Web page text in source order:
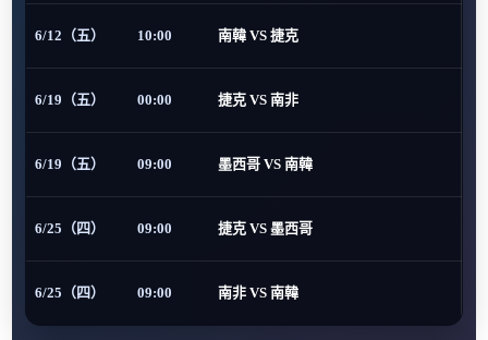
6/12（五） 10:00 南韓 VS 捷克
6/19（五） 00:00 捷克 VS 南非
6/19（五） 09:00 墨西哥 VS 南韓
6/25（四） 09:00 捷克 VS 墨西哥
6/25（四） 09:00 南非 VS 南韓